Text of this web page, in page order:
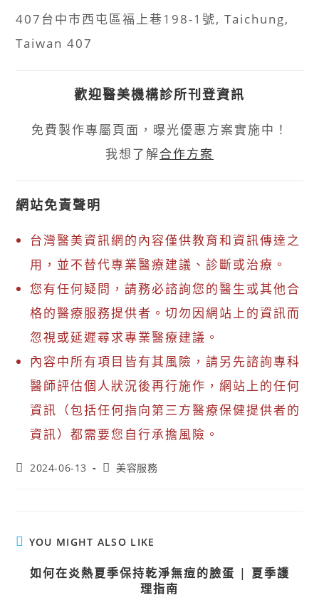
407台中市西屯區福上巷198-1號, Taichung,
Taiwan 407
歡迎醫美機構診所刊登資訊
免費製作專屬頁面，曝光優惠方案實施中！
我想了解合作方案
網站免責聲明
台灣醫美資訊網的內容僅供教育和資訊傳達之
用，並不替代專業醫療建議、診斷或治療。
您有任何疑問，請務必諮詢您的醫生或其他合
格的醫療服務提供者。切勿因網站上的資訊而
忽視或延遲尋求專業醫療建議。
內容中所有項目皆有其風險，請另先諮詢專科
醫師評估個人狀況後再行施作，網站上的任何
資訊（包括任何指向第三方醫療保健提供者的
資訊）都需要您自行承擔風險。
2024-06-13 美容服務
YOU MIGHT ALSO LIKE
如何在炎熱夏季保持乾淨無痘的臉蛋 | 夏季護
理指南